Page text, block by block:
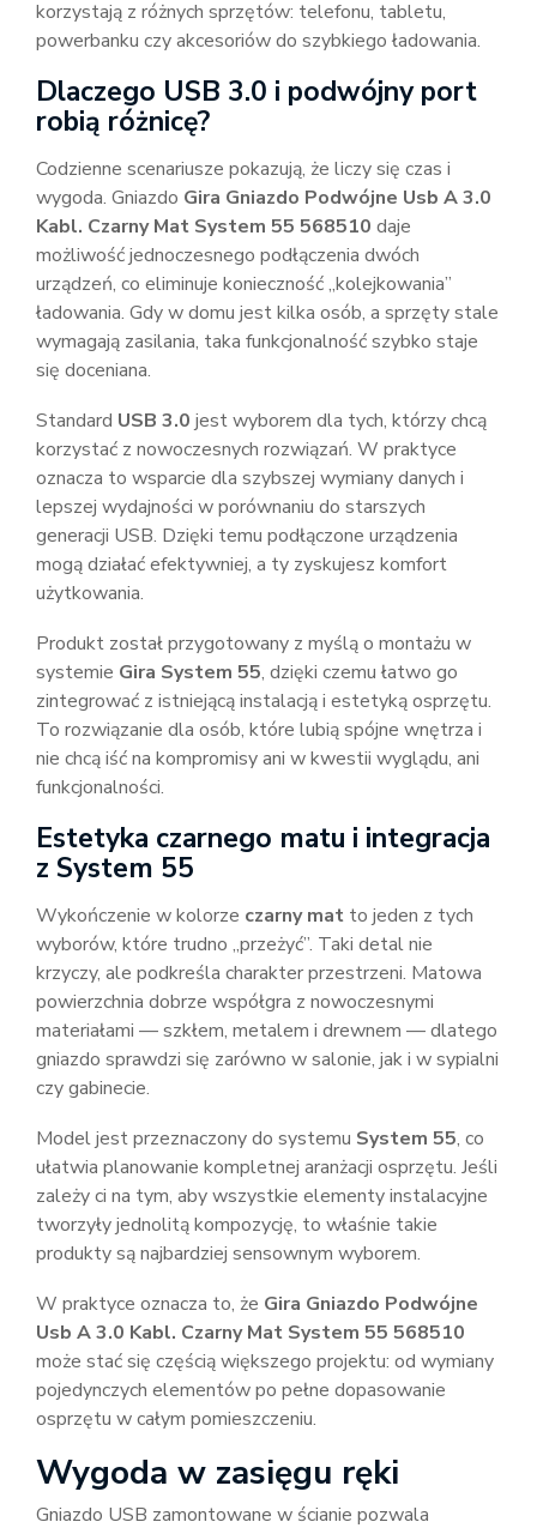
korzystają z różnych sprzętów: telefonu, tabletu,
powerbanku czy akcesoriów do szybkiego ładowania.
Dlaczego USB 3.0 i podwójny port
robią różnicę?
Codzienne scenariusze pokazują, że liczy się czas i
wygoda. Gniazdo Gira Gniazdo Podwójne Usb A 3.0
Kabl. Czarny Mat System 55 568510 daje
możliwość jednoczesnego podłączenia dwóch
urządzeń, co eliminuje konieczność „kolejkowania”
ładowania. Gdy w domu jest kilka osób, a sprzęty stale
wymagają zasilania, taka funkcjonalność szybko staje
się doceniana.
Standard USB 3.0 jest wyborem dla tych, którzy chcą
korzystać z nowoczesnych rozwiązań. W praktyce
oznacza to wsparcie dla szybszej wymiany danych i
lepszej wydajności w porównaniu do starszych
generacji USB. Dzięki temu podłączone urządzenia
mogą działać efektywniej, a ty zyskujesz komfort
użytkowania.
Produkt został przygotowany z myślą o montażu w
systemie Gira System 55, dzięki czemu łatwo go
zintegrować z istniejącą instalacją i estetyką osprzętu.
To rozwiązanie dla osób, które lubią spójne wnętrza i
nie chcą iść na kompromisy ani w kwestii wyglądu, ani
funkcjonalności.
Estetyka czarnego matu i integracja
z System 55
Wykończenie w kolorze czarny mat to jeden z tych
wyborów, które trudno „przeżyć”. Taki detal nie
krzyczy, ale podkreśla charakter przestrzeni. Matowa
powierzchnia dobrze współgra z nowoczesnymi
materiałami — szkłem, metalem i drewnem — dlatego
gniazdo sprawdzi się zarówno w salonie, jak i w sypialni
czy gabinecie.
Model jest przeznaczony do systemu System 55, co
ułatwia planowanie kompletnej aranżacji osprzętu. Jeśli
zależy ci na tym, aby wszystkie elementy instalacyjne
tworzyły jednolitą kompozycję, to właśnie takie
produkty są najbardziej sensownym wyborem.
W praktyce oznacza to, że Gira Gniazdo Podwójne
Usb A 3.0 Kabl. Czarny Mat System 55 568510
może stać się częścią większego projektu: od wymiany
pojedynczych elementów po pełne dopasowanie
osprzętu w całym pomieszczeniu.
Wygoda w zasięgu ręki
Gniazdo USB zamontowane w ścianie pozwala